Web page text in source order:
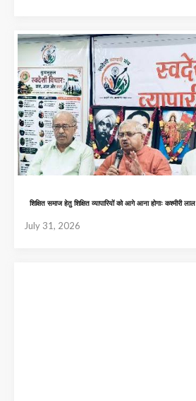
शिक्षित समाज हेतु शिक्षित व्यापारियों को आगे आना होगाः कश्मीरी लाल
July 31, 2026